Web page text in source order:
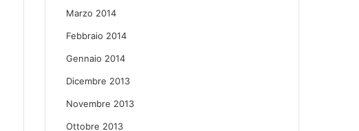
Marzo 2014
Febbraio 2014
Gennaio 2014
Dicembre 2013
Novembre 2013
Ottobre 2013